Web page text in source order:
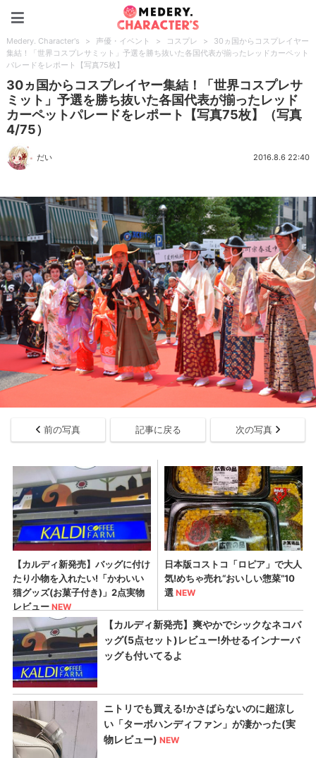
Medery. Character's > 声優・イベント > コスプレ >
30ヵ国からコスプレイヤー
集結！「世界コスプレサミット」予選を勝ち抜いた各国代表が揃ったレッドカーペット
パレードをレポート【写真75枚】
30ヵ国からコスプレイヤー集結！「世界コスプレサ
ミット」予選を勝ち抜いた各国代表が揃ったレッド
カーペットパレードをレポート【写真75枚】（写真
4/75）
だい 2016.8.6 22:40
前の写真 記事に戻る 次の写真